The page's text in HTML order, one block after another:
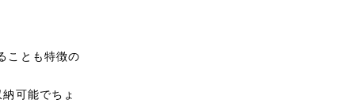
ことも特徴の
可能でちょ